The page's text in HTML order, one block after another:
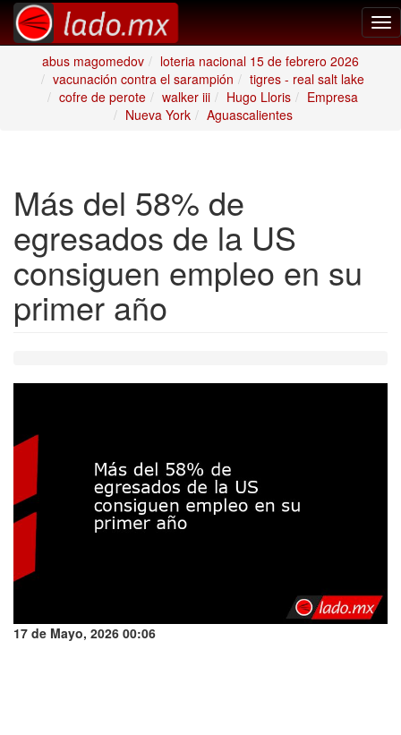
abus magomedov
loteria nacional 15 de febrero 2026
vacunación contra el sarampión
tigres - real salt lake
cofre de perote
walker iii Hugo Lloris
Empresa
Nueva York
Aguascalientes
Más del 58% de
egresados de la US
consiguen empleo en su
primer año
17 de Mayo, 2026 00:06